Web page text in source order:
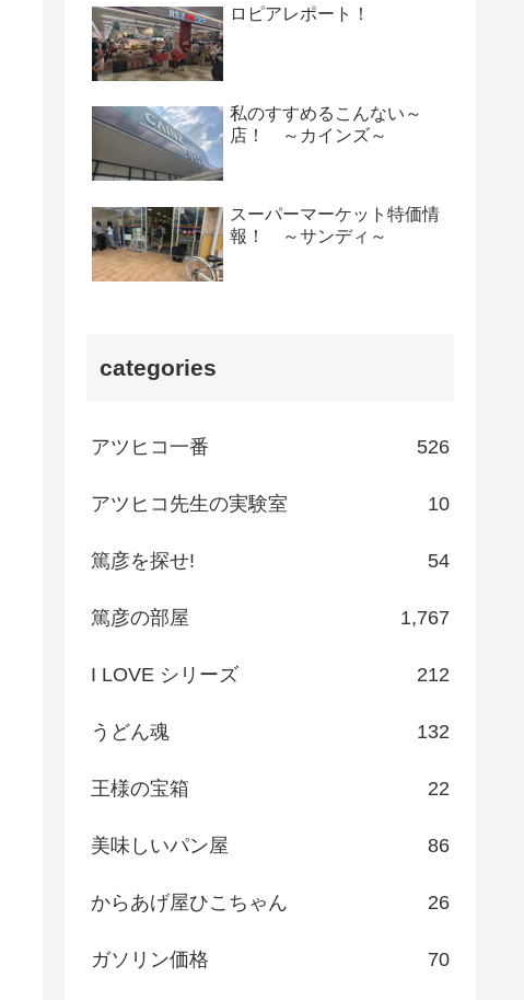
ロピアレポート！
私のすすめるこんない～
店！ ～カインズ～
スーパーマーケット特価情
報！ ～サンディ～
categories
アツヒコ一番 526
アツヒコ先生の実験室 10
篤彦を探せ! 54
篤彦の部屋 1,767
I LOVE シリーズ 212
うどん魂 132
王様の宝箱 22
美味しいパン屋 86
からあげ屋ひこちゃん 26
ガソリン価格 70